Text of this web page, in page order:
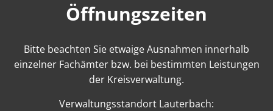
Öffnungszeiten
Bitte beachten Sie etwaige Ausnahmen innerhalb
einzelner Fachämter bzw. bei bestimmten Leistungen
der Kreisverwaltung.
Verwaltungsstandort Lauterbach: